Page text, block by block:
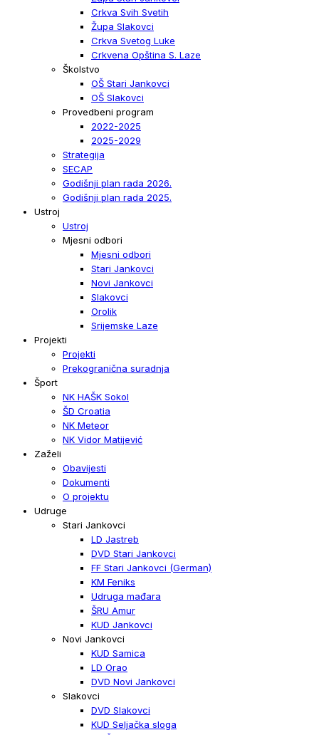
Crkva Svih Svetih
Župa Slakovci
Crkva Svetog Luke
Crkvena Opština S. Laze
Školstvo
OŠ Stari Jankovci
OŠ Slakovci
Provedbeni program
2022-2025
2025-2029
Strategija
SECAP
Godišnji plan rada 2026.
Godišnji plan rada 2025.
Ustroj
Ustroj
Mjesni odbori
Mjesni odbori
Stari Jankovci
Novi Jankovci
Slakovci
Orolik
Srijemske Laze
Projekti
Projekti
Prekogranična suradnja
Šport
NK HAŠK Sokol
ŠD Croatia
NK Meteor
NK Vidor Matijević
Zaželi
Obavijesti
Dokumenti
O projektu
Udruge
Stari Jankovci
LD Jastreb
DVD Stari Jankovci
FF Stari Jankovci (German)
KM Feniks
Udruga mađara
ŠRU Amur
KUD Jankovci
Novi Jankovci
KUD Samica
LD Orao
DVD Novi Jankovci
Slakovci
DVD Slakovci
KUD Seljačka sloga